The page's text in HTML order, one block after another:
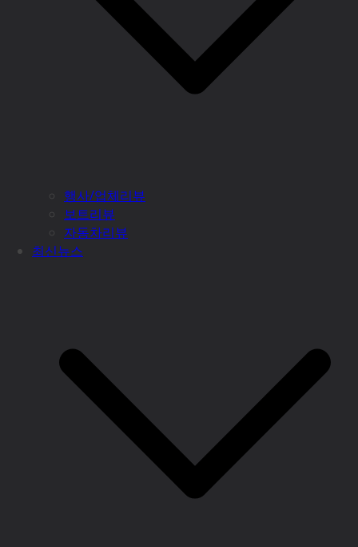
행사/업체리뷰
보트리뷰
자동차리뷰
최신뉴스